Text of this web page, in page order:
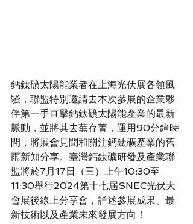
鈣鈦礦太陽能業者在上海光伏展各領風
騷，聯盟特別邀請去本次參展的企業夥
伴第一手直擊鈣鈦礦太陽能產業的最新
脈動，並將其去蕪存菁，運用90分鐘時
間，將展會見聞和關注鈣鈦礦產業的舊
雨新知分享。臺灣鈣鈦礦研發及產業聯
盟將於7月17日（三）上午10:30至
11:30舉行2024第十七屆SNEC光伏大
會展後線上分享會，詳述參展成果、最
新技術以及產業未來發展方向！